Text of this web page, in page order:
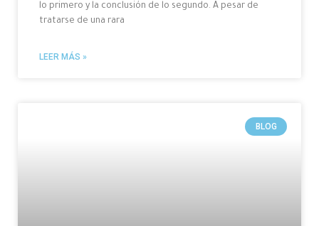
lo primero y la conclusión de lo segundo. A pesar de
tratarse de una rara
LEER MÁS »
BLOG